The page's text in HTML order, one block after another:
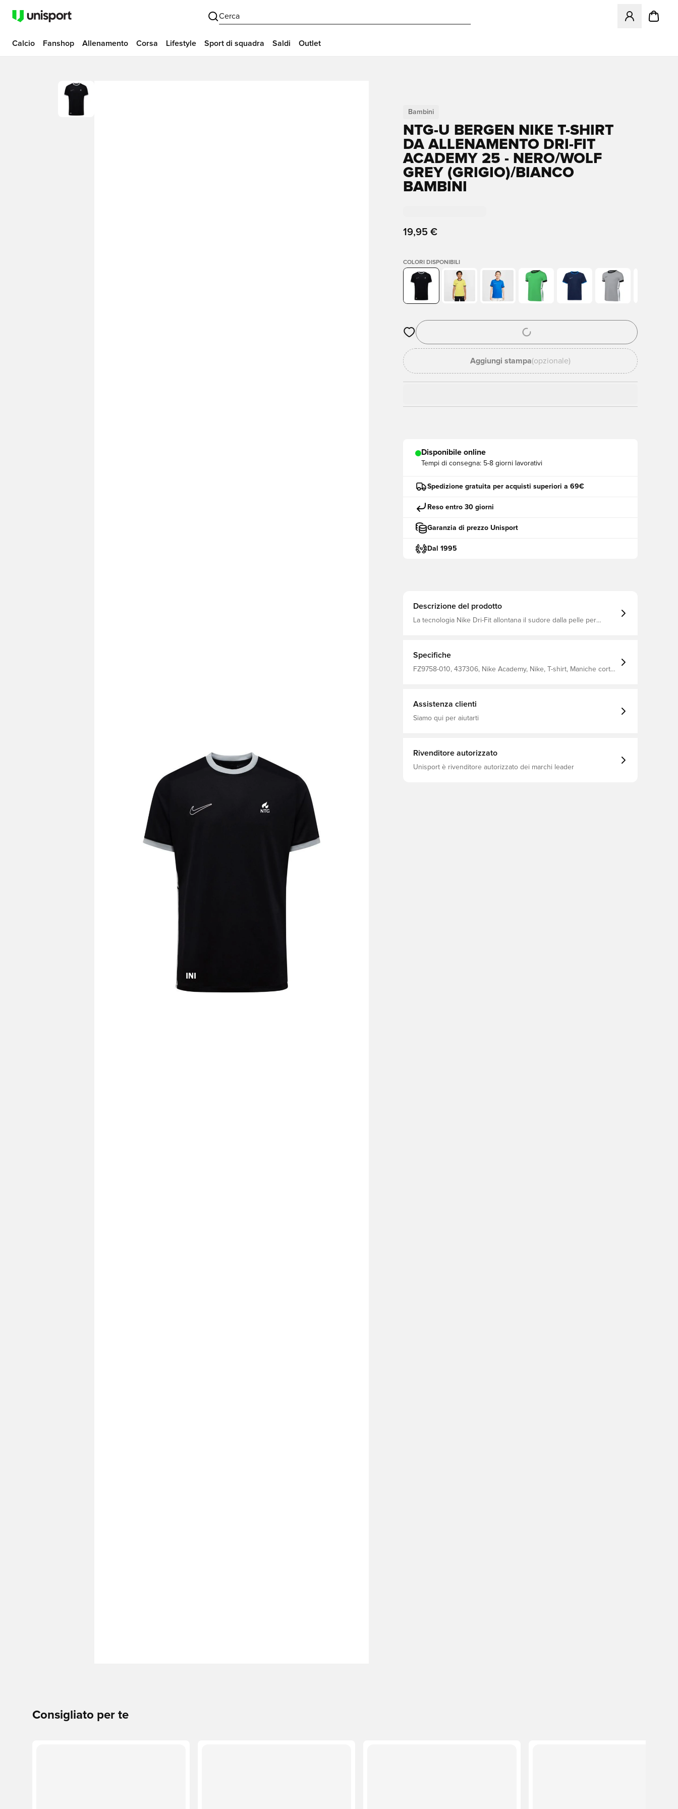
Cerca
Apre una
Calcio Fanshop Allenamento Corsa Lifestyle Sport di squadra Saldi Outlet
Bambini
NTG-U BERGEN NIKE T-SHIRT
DA ALLENAMENTO DRI-FIT
ACADEMY 25 - NERO/WOLF
GREY (GRIGIO)/BIANCO
BAMBINI
19,95 €
COLORI DISPONIBILI
Apre una finestra modale per accedere o registrarsi come membro
Aggiungi stampa(opzionale)
Disponibile online
Tempi di consegna: 5-8 giorni lavorativi
Spedizione gratuita per acquisti superiori a 69€
Reso entro 30 giorni
Garanzia di prezzo Unisport
Dal 1995
Descrizione del prodotto
La tecnologia Nike Dri-Fit allontana il sudore dalla pelle per
Specifiche
FZ9758-010, 437306, Nike Academy, Nike, T-shirt, Maniche corte,
Assistenza clienti
Siamo qui per aiutarti
Rivenditore autorizzato
Unisport è rivenditore autorizzato dei marchi leader
Consigliato per te